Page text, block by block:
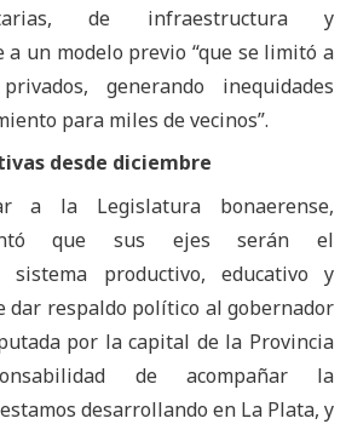
de infraestructura y
un modelo previo “que se limitó a
generando inequidades
para miles de vecinos”.
desde diciembre
a la Legislatura bonaerense,
que sus ejes serán el
sistema productivo, educativo y
dar respaldo político al gobernador
por la capital de la Provincia
de acompañar la
desarrollando en La Plata, y